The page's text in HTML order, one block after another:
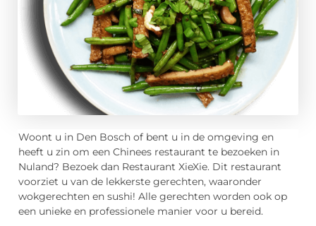
Woont u in Den Bosch of bent u in de omgeving en
heeft u zin om een Chinees restaurant te bezoeken in
Nuland? Bezoek dan Restaurant XieXie. Dit restaurant
voorziet u van de lekkerste gerechten, waaronder
wokgerechten en sushi! Alle gerechten worden ook op
een unieke en professionele manier voor u bereid.